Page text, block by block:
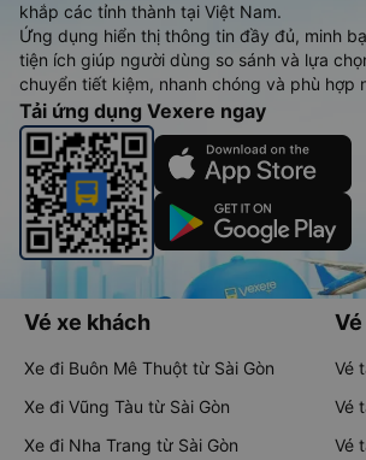
khắp các tỉnh thành tại Việt Nam.
Ứng dụng hiển thị thông tin đầy đủ, minh
tiện ích giúp người dùng so sánh và lựa
chuyển tiết kiệm, nhanh chóng và phù hợp
Tải ứng dụng Vexere ngay
Vé xe khách
Xe đi Buôn Mê Thuột từ Sài Gòn
Xe đi Vũng Tàu từ Sài Gòn
Xe đi Nha Trang từ Sài Gòn
Vé
Vé
Vé